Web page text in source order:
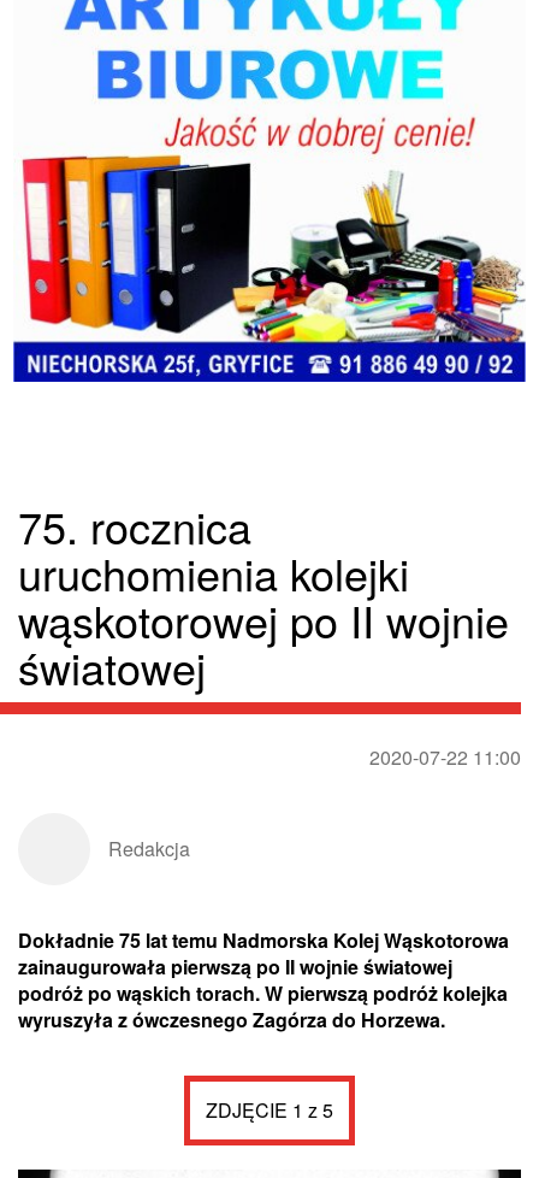
75. rocznica
uruchomienia kolejki
wąskotorowej po II wojnie
światowej
2020-07-22 11:00
Redakcja
Dokładnie 75 lat temu Nadmorska Kolej Wąskotorowa
zainaugurowała pierwszą po II wojnie światowej
podróż po wąskich torach. W pierwszą podróż kolejka
wyruszyła z ówczesnego Zagórza do Horzewa.
ZDJĘCIE 1 z 5